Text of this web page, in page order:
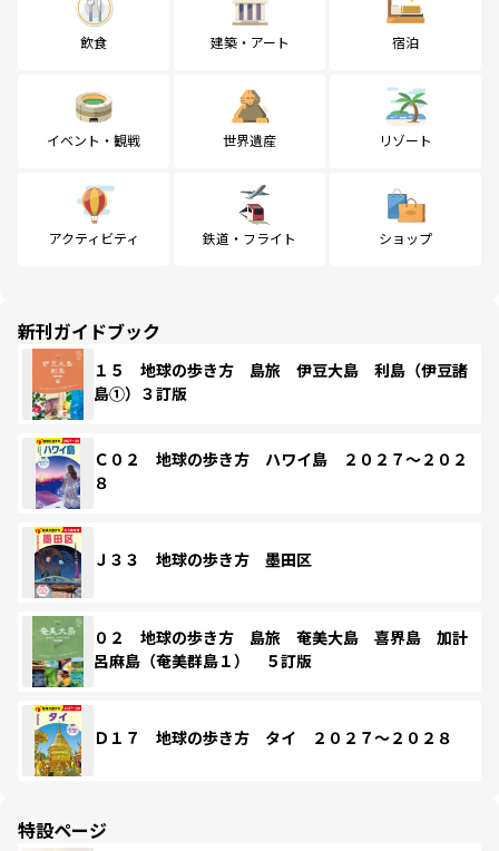
飲食 建築・アート 宿泊
イベント・観戦 世界遺産 リゾート
アクティビティ 鉄道・フライト ショップ
新刊ガイドブック
１５ 地球の歩き方 島旅 伊豆大島 利島（伊豆諸
島①）３訂版
Ｃ０２ 地球の歩き方 ハワイ島 ２０２７～２０２
８
Ｊ３３ 地球の歩き方 墨田区
０２ 地球の歩き方 島旅 奄美大島 喜界島 加計
呂麻島（奄美群島１） ５訂版
Ｄ１７ 地球の歩き方 タイ ２０２７～２０２８
特設ページ